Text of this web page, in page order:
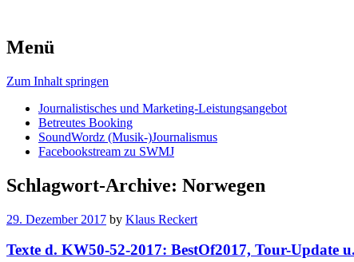
Menü
Zum Inhalt springen
Journalistisches und Marketing-Leistungsangebot
Betreutes Booking
SoundWordz (Musik-)Journalismus
Facebookstream zu SWMJ
Schlagwort-Archive: Norwegen
29. Dezember 2017 by Klaus Reckert
Texte d. KW50-52-2017: BestOf2017, Tour-Update